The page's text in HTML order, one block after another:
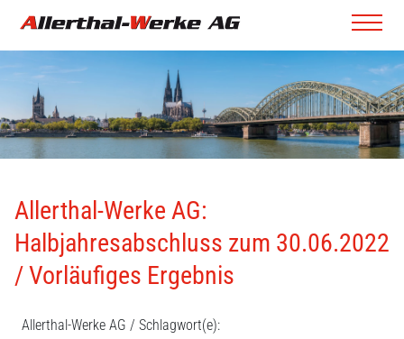
Allerthal-Werke AG:
Halbjahresabschluss zum 30.06.2022
/ Vorläufiges Ergebnis
Allerthal-Werke AG / Schlagwort(e):